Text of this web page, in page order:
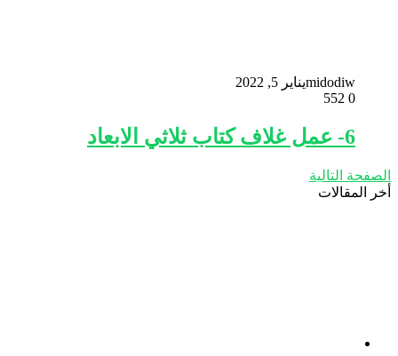
midodiwيناير 5, 2022
0
6- عمل غلاف كتاب ثلاثي الابعاد
الصفحة التالية
أخر المقالات